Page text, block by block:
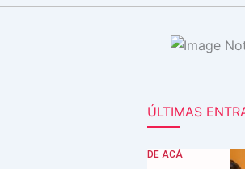
ÚLTIMAS
DE ACÁ